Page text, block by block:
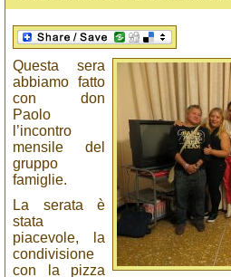
Questa sera
abbiamo fatto
con don
Paolo
l’incontro
mensile del
gruppo
famiglie.
La serata è
stata
piacevole, la
condivisione
con la pizza